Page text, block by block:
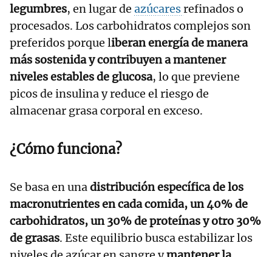
legumbres, en lugar de azúcaresrefinados o
procesados. Los carbohidratos complejos son
preferidos porque liberan energía de manera
más sostenida y contribuyen a mantener
niveles estables de glucosa, lo que previene
picos de insulina y reduce el riesgo de
almacenar grasa corporal en exceso.
¿Cómo funciona?
Se basa en unadistribución específica de los
macronutrientes en cada comida, un 40% de
carbohidratos, un 30% de proteínas y otro 30%
de grasas. Este equilibrio busca estabilizar los